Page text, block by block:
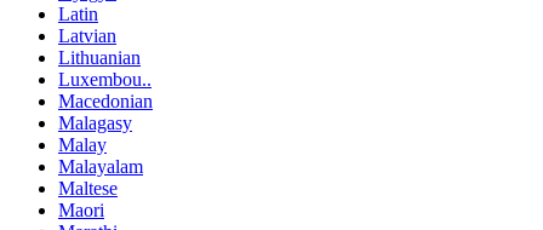
Latin
Latvian
Lithuanian
Luxembou..
Macedonian
Malagasy
Malay
Malayalam
Maltese
Maori